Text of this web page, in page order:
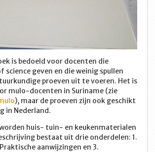
is bedoeld voor docenten die
science geven en die weinig spullen
proeven uit te voeren. Het is
mulo-docenten in Suriname (zie
), maar de proeven zijn ook geschikt
in Nederland.
huis- tuin- en keukenmaterialen
bestaat uit drie onderdelen: 1.
aanwijzingen en 3.